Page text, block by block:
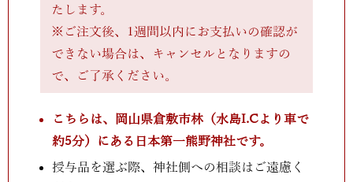
たします。
※ご注文後、1週間以内にお支払いの確認が
できない場合は、キャンセルとなりますの
で、ご了承ください。
こちらは、岡山県倉敷市林（水島I.Cより車で
約5分）にある日本第一熊野神社です。
授与品を選ぶ際、神社側への相談はご遠慮く